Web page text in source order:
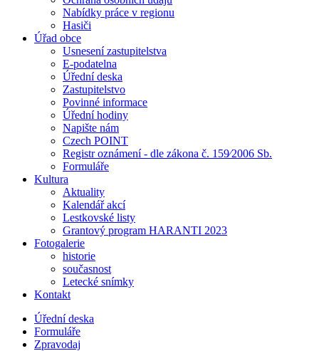
Nabídky práce v regionu
Hasiči
Úřad obce
Usnesení zastupitelstva
E-podatelna
Úřední deska
Zastupitelstvo
Povinné informace
Úřední hodiny
Napište nám
Czech POINT
Registr oznámení - dle zákona č. 159⁄2006 Sb.
Formuláře
Kultura
Aktuality
Kalendář akcí
Lestkovské listy
Grantový program HARANTI 2023
Fotogalerie
historie
současnost
Letecké snímky
Kontakt
Úřední deska
Formuláře
Zpravodaj